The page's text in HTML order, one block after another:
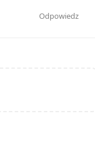
Odpowiedz